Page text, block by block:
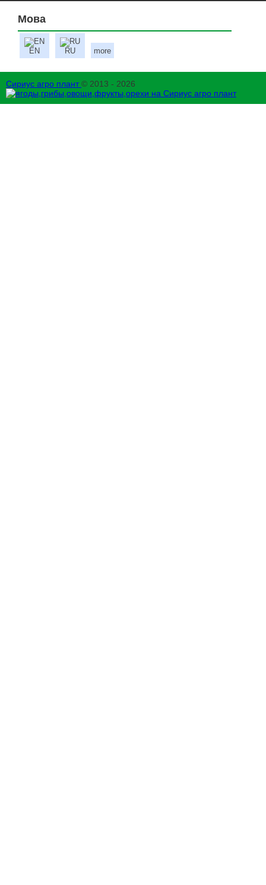
Мова
EN RU more
Сириус агро плант© 2013 - 2026